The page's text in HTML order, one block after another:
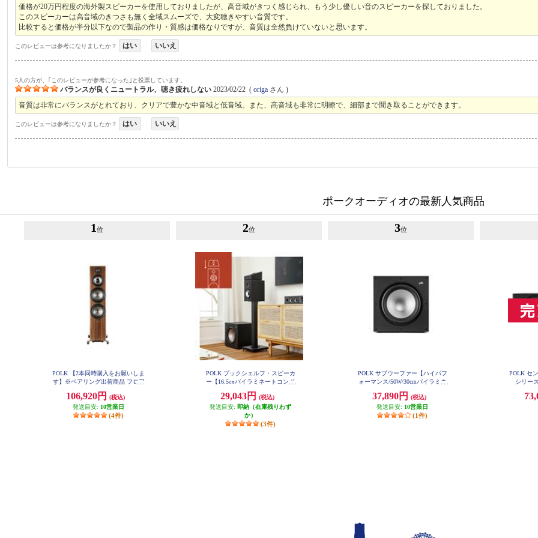
価格が20万円程度の海外製スピーカーを使用しておりましたが、高音域がきつく感じられ、もう少し優しい音のスピーカーを探しておりました。
このスピーカーは高音域のきつさも無く全域スムーズで、大変聴きやすい音質です。
比較すると価格が半分以下なので製品の作り・質感は価格なりですが、音質は全然負けていないと思います。
このレビューは参考になりましたか？ はい いいえ
5人の方が、｢このレビューが参考になった｣と投票しています。
バランスが良くニュートラル、聴き疲れしない 2023/02/22 (origa さん )
音質は非常にバランスがとれており、クリアで豊かな中音域と低音域。また、高音域も非常に明瞭で、細部まで聞き取ることができます。
このレビューは参考になりましたか？ はい いいえ
ポークオーディオの最新人気商品
1 位
POLK 【2本同時購入をお願いしま
す】※ペアリング出荷商品 フロア
シリーズ ブラウン R700BRN
106,920円
(税込)
発送目安: 10営業日
(4件)
2位
POLK ブックシェルフ・スピーカ
ー【16.5㎝バイラミネートコンポ
型/ブラックアッシュ】 MXT20
29,043円
(税込)
発送目安: 即納（在庫残りわず
か）
(3件)
3位
POLK サブウーファー【ハイパフ
ォーマンス/50W/30cmバイラミネ
ックアッシュ】 MXT12
37,890円
(税込)
発送目安: 10営業日
(1件)
POLK セ
シリー